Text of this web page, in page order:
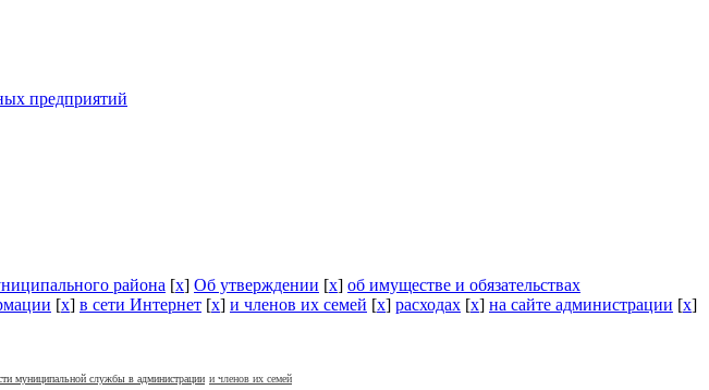
предприятий
района [x] Об утверждении [x] об имуществе и обязательствах
[x] в сети Интернет [x] и членов их семей [x] расходах [x] на сайте администрации [x]
муниципальной службы в администрации и членов их семей